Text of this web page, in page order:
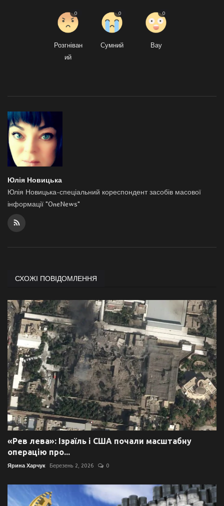
Розгніван
ий
0
Сумний
0
Вау
0
Юлія Новицька
Юлія Новицька-спеціальний кореспондент засобів масової
інформації "OneNews"
СХОЖІ ПОВІДОМЛЕННЯ
«Рев лева»: Ізраїль і США почали масштабну
операцію про...
Ярина Харчук Березень 2, 2026 0